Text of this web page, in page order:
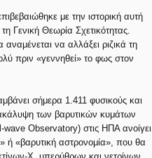
με την ιστορική αυτή
Γενική Θεωρία Σχετικότητας.
να αλλάξει ριζικά τη
πριν «γεννηθεί» το φως στον
σήμερα 1.411 φυσικούς και
των βαρυτικών κυμάτων
Observatory) στις ΗΠΑ ανοίγει
ή «βαρυτική αστρονομία», που θα